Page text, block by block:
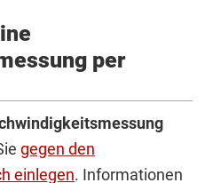
per
gegen den
einlegen. Informationen